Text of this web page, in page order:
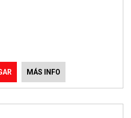
MÁS INFO